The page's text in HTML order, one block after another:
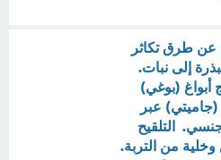
عن طرق تكاثر
إلى نبات.
أبواغ (بوغي)
عبر
التلقيح
وخلية من التربة.